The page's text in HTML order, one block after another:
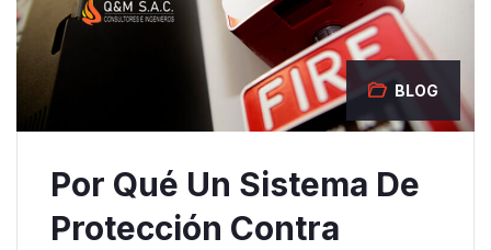
BLOG
Por Qué Un Sistema De
Protección Contra